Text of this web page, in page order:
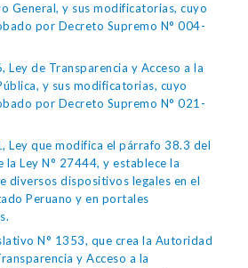
General, y sus modificatorias, cuyo
por Decreto Supremo N° 004-
Ley de Transparencia y Acceso a la
y sus modificatorias, cuyo
por Decreto Supremo N° 021-
Ley que modifica el párrafo 38.3 del
la Ley N° 27444, y establece la
diversos dispositivos legales en el
Peruano y en portales
N° 1353, que crea la Autoridad
y Acceso a la